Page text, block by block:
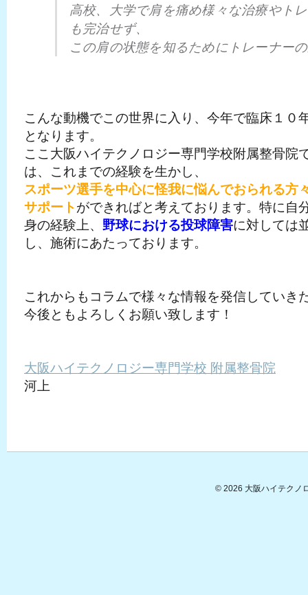
高校、大学で肩を痛め様々な治療やト
も完治せず、
この肩の状態を知るためにトレーナー
こんな動機でこの世界に入り、今年で臨床１０
となります。
ここ大阪ハイテクノロジー専門学校附属整骨院
は、これまでの経験を生かし、
スポーツ選手を中心に怪我に悩んでおられる方
サポートができればと考えております。特に自
身の経験上、 野球における投球障害に対しては
し、施術にあたっております。
これからもコラムで様々な情報を発信していき
今後ともよろしくお願い致します！
大阪ハイテクノロジー専門学校 附属整骨院
河上
© 2026 大阪ハイテクノ